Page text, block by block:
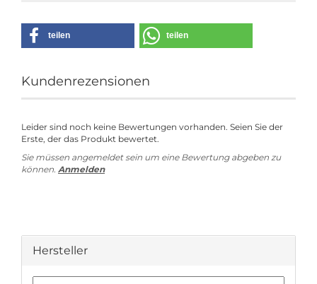
teilen teilen
Kundenrezensionen
Leider sind noch keine Bewertungen vorhanden. Seien Sie der
Erste, der das Produkt bewertet.
Sie müssen angemeldet sein um eine Bewertung abgeben zu
können. Anmelden
Hersteller